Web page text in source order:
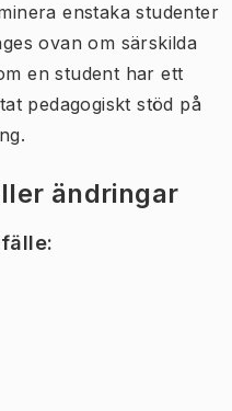
enstaka studenter
ovan om särskilda
en student har ett
pedagogiskt stöd på
ändringar
: